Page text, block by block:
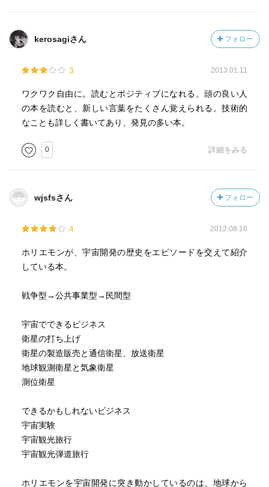
前から宇
宙に関して興味があり、宇宙ビジネスに情熱があったよう
出所後には、是非この分野で話題になってほしいですね。
正直、この分野は、民間に委託しても全く問題無い分野の
一つだと
思います。
ません
が。。。)
宇宙開発が進めば、私たちの生活もがらりと変わるでしょ
うね。
宇宙探索機から定期的に、音、空間の匂い、を配信したり
ビジネスになりそうですよね。
が出来
た、土地
や権力争いが始まりそうですね。宇宙戦争は金になりそ
う。
そうはならないように祈っていますが、宇宙開発について
は、国
■気になった点
・夢を持つものが夢に投資する。
kerosagiさん フォロー
3 2013.01.11
ワクワク自由に。読むとポジティブになれる。頭の良い人
の本を読むと、新しい言葉をたくさん覚えられる。技術的
なことも詳しく書いてあり、発見の多い本。
0 詳細をみる
wjsfsさん フォロー
4 2012.08.16
ホリエモンが、宇宙開発の歴史をエピソードを交えて紹介
している本。
戦争型→公共事業型→民間型
宇宙でできるビジネス
衛星の打ち上げ
衛星の製造販売と通信衛星、放送衛星
地球観測衛星と気象衛星
測位衛星
できるかもしれないビジネス
宇宙実験
宇宙観光旅行
宇宙観光弾道旅行
ホリエモンを宇宙開発に突き動かしているのは、地球から